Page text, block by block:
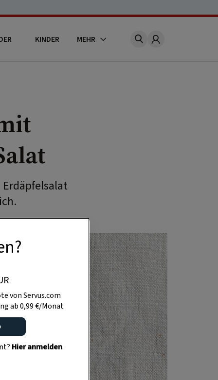
KINDER MEHR Account
von Servus.com
ab 0,99 €/Monat
Hier anmelden.